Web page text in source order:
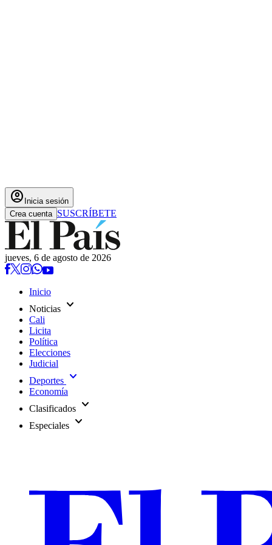
account_circle Inicia sesión
Crea cuenta SUSCRÍBETE
jueves, 6 de agosto de 2026
Inicio
Noticias expand_more
Cali
Licita
Política
Elecciones
Judicial
Deportes expand_more
Economía
Clasificados expand_more
Especiales expand_more